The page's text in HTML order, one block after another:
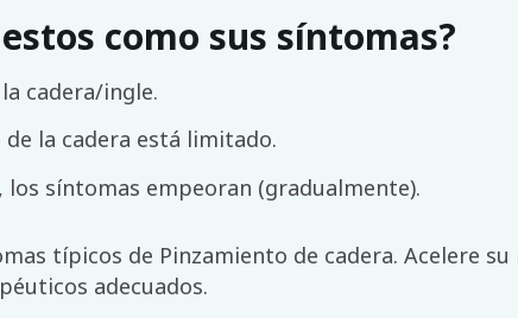
como sus síntomas?
cadera/ingle.
la cadera está limitado.
los síntomas empeoran (gradualmente).
típicos de Pinzamiento de cadera. Acelere
adecuados.